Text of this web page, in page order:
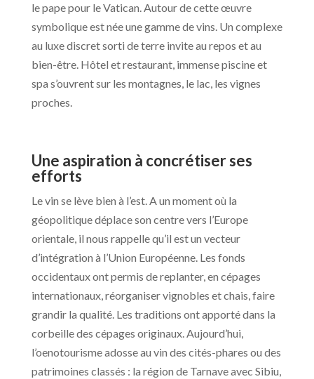
le pape pour le Vatican. Autour de cette œuvre
symbolique est née une gamme de vins. Un complexe
au luxe discret sorti de terre invite au repos et au
bien-être. Hôtel et restaurant, immense piscine et
spa s’ouvrent sur les montagnes, le lac, les vignes
proches.
Une aspiration à concrétiser ses
efforts
Le vin se lève bien à l’est. A un moment où la
géopolitique déplace son centre vers l’Europe
orientale, il nous rappelle qu’il est un vecteur
d’intégration à l’Union Européenne. Les fonds
occidentaux ont permis de replanter, en cépages
internationaux, réorganiser vignobles et chais, faire
grandir la qualité. Les traditions ont apporté dans la
corbeille des cépages originaux. Aujourd’hui,
l’oenotourisme adosse au vin des cités-phares ou des
patrimoines classés : la région de Tarnave avec Sibiu,